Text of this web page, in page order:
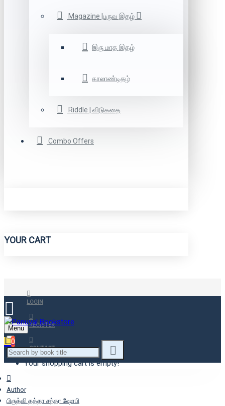
Magazine |பருவ இதழ்
இரு மாத இதழ்
காலாண்டிதழ்
Riddle | விடுகதை
Combo Offers
YOUR CART
LOGIN
REGISTER
CONTACT
Menu
0
Your shopping cart is empty!
Author
பிருத்வி தத்தா சந்தர ஷோபி